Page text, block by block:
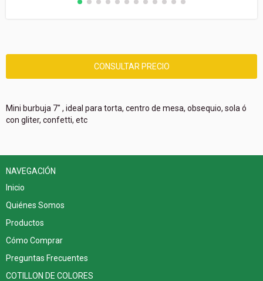
Mini burbuja 7" , ideal para torta, centro de mesa, obsequio, sola ó
con gliter, confetti, etc
NAVEGACIÓN
Inicio
Quiénes Somos
Productos
Cómo Comprar
Preguntas Frecuentes
COTILLON DE COLORES